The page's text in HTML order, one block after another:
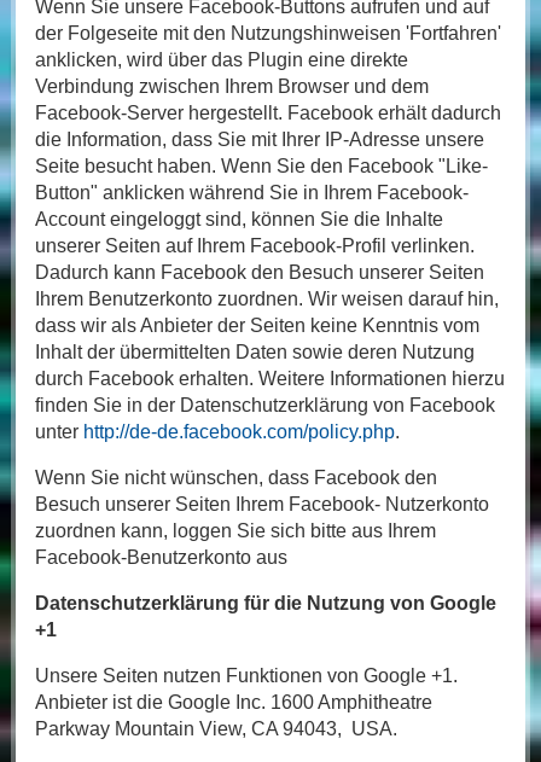
Wenn Sie unsere Facebook-Buttons aufrufen und auf
der Folgeseite mit den Nutzungshinweisen 'Fortfahren'
anklicken, wird über das Plugin eine direkte
Verbindung zwischen Ihrem Browser und dem
Facebook-Server hergestellt. Facebook erhält dadurch
die Information, dass Sie mit Ihrer IP-Adresse unsere
Seite besucht haben. Wenn Sie den Facebook "Like-
Button" anklicken während Sie in Ihrem Facebook-
Account eingeloggt sind, können Sie die Inhalte
unserer Seiten auf Ihrem Facebook-Profil verlinken.
Dadurch kann Facebook den Besuch unserer Seiten
Ihrem Benutzerkonto zuordnen. Wir weisen darauf hin,
dass wir als Anbieter der Seiten keine Kenntnis vom
Inhalt der übermittelten Daten sowie deren Nutzung
durch Facebook erhalten. Weitere Informationen hierzu
finden Sie in der Datenschutzerklärung von Facebook
unter http://de-de.facebook.com/policy.php.
Wenn Sie nicht wünschen, dass Facebook den
Besuch unserer Seiten Ihrem Facebook- Nutzerkonto
zuordnen kann, loggen Sie sich bitte aus Ihrem
Facebook-Benutzerkonto aus
Datenschutzerklärung für die Nutzung von Google
+1
Unsere Seiten nutzen Funktionen von Google +1.
Anbieter ist die Google Inc. 1600 Amphitheatre
Parkway Mountain View, CA 94043, USA.